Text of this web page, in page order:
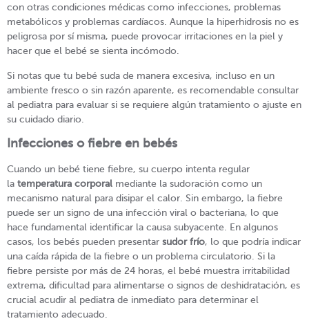
con otras condiciones médicas como infecciones, problemas
metabólicos y problemas cardíacos. Aunque la hiperhidrosis no es
peligrosa por sí misma, puede provocar irritaciones en la piel y
hacer que el bebé se sienta incómodo.
Si notas que tu bebé suda de manera excesiva, incluso en un
ambiente fresco o sin razón aparente, es recomendable consultar
al pediatra para evaluar si se requiere algún tratamiento o ajuste en
su cuidado diario.
Infecciones o fiebre en bebés
Cuando un bebé tiene fiebre, su cuerpo intenta regular
la temperatura corporal mediante la sudoración como un
mecanismo natural para disipar el calor. Sin embargo, la fiebre
puede ser un signo de una infección viral o bacteriana, lo que
hace fundamental identificar la causa subyacente. En algunos
casos, los bebés pueden presentar sudor frío, lo que podría indicar
una caída rápida de la fiebre o un problema circulatorio. Si la
fiebre persiste por más de 24 horas, el bebé muestra irritabilidad
extrema, dificultad para alimentarse o signos de deshidratación, es
crucial acudir al pediatra de inmediato para determinar el
tratamiento adecuado.